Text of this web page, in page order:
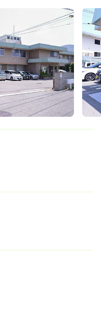
一時募集休止
務未経験可
ブランク可